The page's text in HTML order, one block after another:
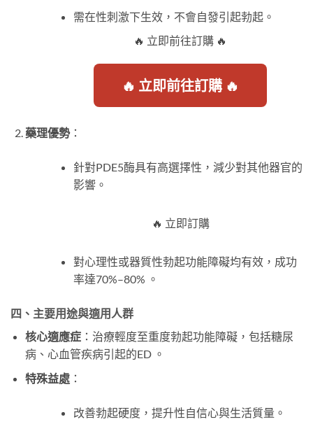
需在性刺激下生效，不會自發引起勃起。
🔥 立即前往訂購 🔥
🔥 立即前往訂購 🔥
藥理優勢：
針對PDE5酶具有高選擇性，減少對其他器官的
影響。
🔥 立即訂購
對心理性或器質性勃起功能障礙均有效，成功
率達70%–80% 。
四、主要用途與適用人群
核心適應症：治療輕度至重度勃起功能障礙，包括糖尿
病、心血管疾病引起的ED 。
特殊益處：
改善勃起硬度，提升性自信心與生活質量。